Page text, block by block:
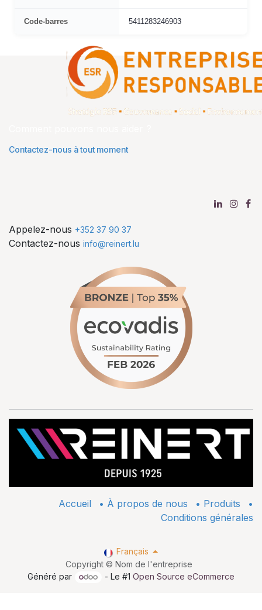
Code-barres 5411283246903
Contactez-nous à tout moment
Appelez-nous +352 37 90 37
Contactez-nous info@reinert.lu
Accueil • À propos de nous • ​Produits
•
Conditions générales
Copyright © Nom de l'entreprise
Français
Généré par - Le #1Open Source eCommerce